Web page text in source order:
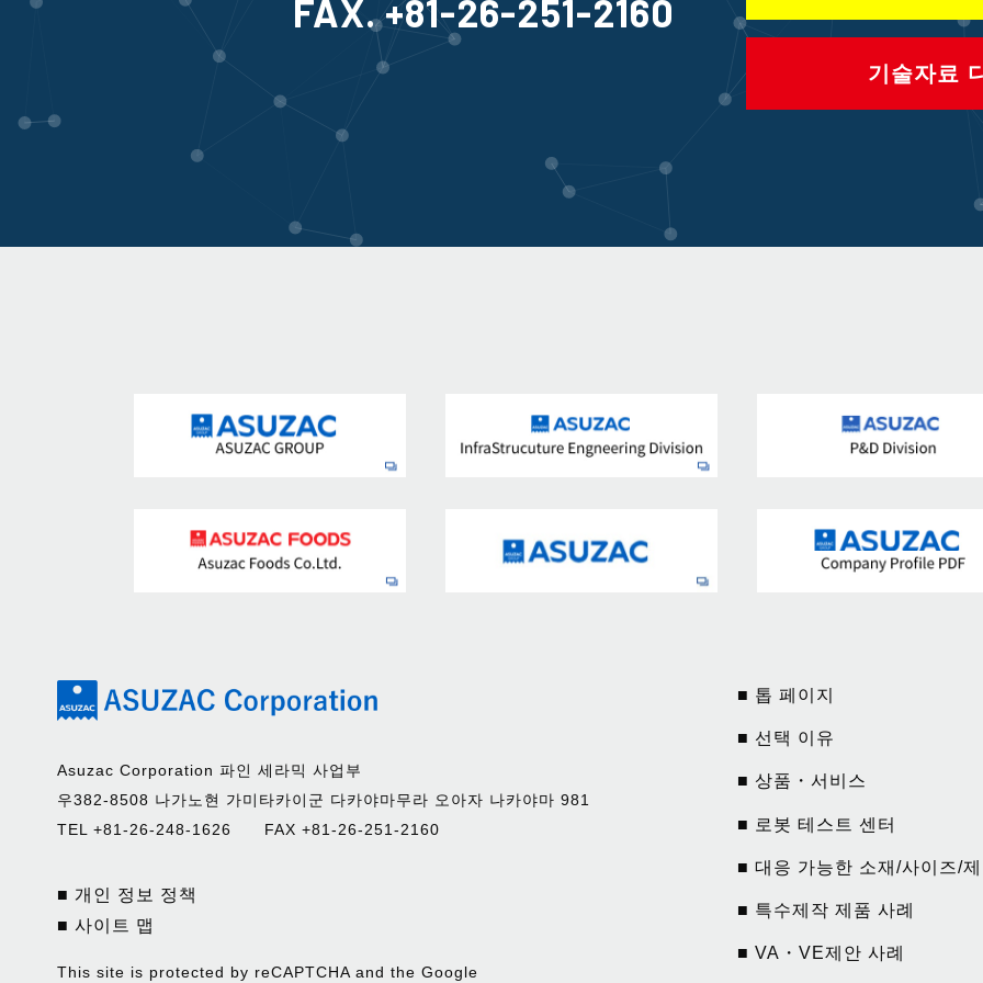
FAX. +81-26-251-2160
기술자료
Asuzac Corporation 파인 세라믹 사업부
우382-8508 나가노현 가미타카이군 다카야마무라 오아자 나카야마 981
TEL +81-26-248-1626 FAX +81-26-251-2160
■ 개인 정보 정책
■ 사이트 맵
This site is protected by reCAPTCHA and the Google
■ 톱 페이지
■ 선택 이유
■ 상품・서비스
■ 로봇 테스트 센터
■ 대응 가능한 소재/사이즈/
■ 특수제작 제품 사례
■ VA・VE제안 사례